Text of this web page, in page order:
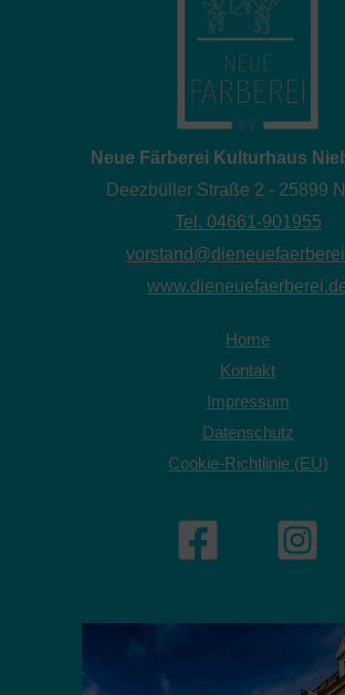
Neue Färberei Kulturhaus
Deezbüller Straße 2 - 25899
Tel. 04661-901955
Home
Kontakt
Impressum
Datenschutz
Cookie-Richtlinie (EU)